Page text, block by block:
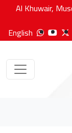
Al Khuwair,
English